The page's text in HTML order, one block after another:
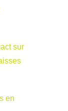
sur
en